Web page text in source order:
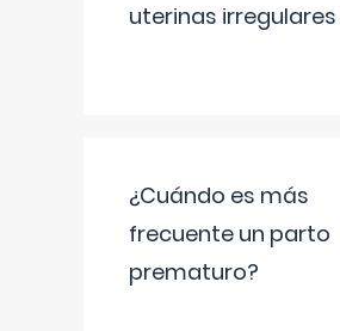
uterinas irregulares
¿Cuándo es más
frecuente un parto
prematuro?